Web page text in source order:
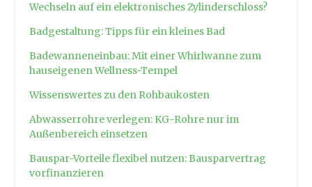
Wechseln auf ein elektronisches Zylinderschloss?
Badgestaltung: Tipps für ein kleines Bad
Badewanneneinbau: Mit einer Whirlwanne zum
hauseigenen Wellness-Tempel
Wissenswertes zu den Rohbaukosten
Abwasserrohre verlegen: KG-Rohre nur im
Außenbereich einsetzen
Bauspar-Vorteile flexibel nutzen: Bausparvertrag
vorfinanzieren